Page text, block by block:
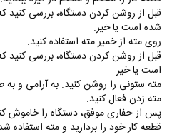
قبل از روشن کردن دستگاه، بررسی کنید
شده است یا خیر.
روی مته از خمیر مته استفاده کنید.
قبل از روشن کردن دستگاه، بررسی کنید
است یا خیر.
مته ستونی را روشن کنید. به آرامی و به
مته زدن فعال کنید.
پس از حفاری موفق، دستگاه را خاموش
قطعه کار خود را بردارید و مته استفاده